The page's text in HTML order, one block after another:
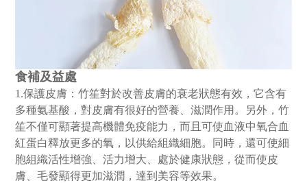
食補及益處
1.保護皮膚：竹笙對於改善皮膚的衰老狀態有效，它含有
多種氨基酸，對皮膚有很好的營養、滋潤作用。另外，竹
笙不僅可顯著提高機體免疫能力，而且可使血液中氧合血
紅蛋白釋放更多的氧，以供給組織細胞。同時，還可使細
胞組織活性增強、活力增大、處於健康狀態，從而使皮
膚、毛發顯得更加滋潤，達到美容等效果。